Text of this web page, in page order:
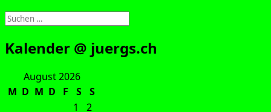
Suchen
nach:
Kalender @ juergs.ch
August 2026
M D M D F S
S
1
2